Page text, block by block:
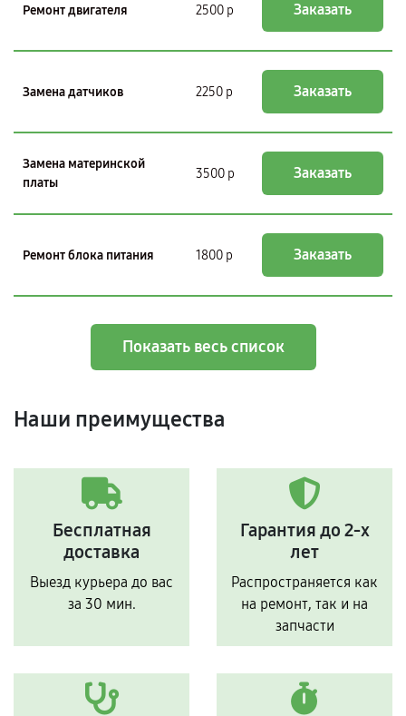
Ремонт двигателя 2500 р Заказать
Замена датчиков 2250 р Заказать
Замена материнской
платы
3500 р Заказать
Ремонт блока питания 1800 р Заказать
Показать весь список
Наши преимущества
Бесплатная
доставка
Выезд курьера до вас
за 30 мин.
Гарантия до 2-х
лет
Распространяется как
на ремонт, так и на
запчасти